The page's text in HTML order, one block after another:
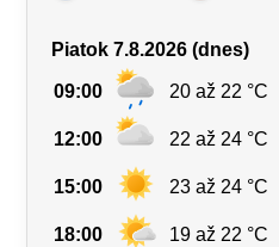
Piatok 7.8.2026 (dnes)
09:00 20 až 22 °C
12:00 22 až 24 °C
15:00 23 až 24 °C
18:00 19 až 22 °C